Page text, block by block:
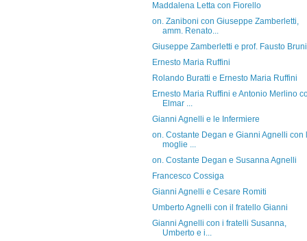
Maddalena Letta con Fiorello
on. Zaniboni con Giuseppe Zamberletti,
amm. Renato...
Giuseppe Zamberletti e prof. Fausto Bruni
Ernesto Maria Ruffini
Rolando Buratti e Ernesto Maria Ruffini
Ernesto Maria Ruffini e Antonio Merlino
Elmar ...
Gianni Agnelli e le Infermiere
on. Costante Degan e Gianni Agnelli con
moglie ...
on. Costante Degan e Susanna Agnelli
Francesco Cossiga
Gianni Agnelli e Cesare Romiti
Umberto Agnelli con il fratello Gianni
Gianni Agnelli con i fratelli Susanna,
Umberto e i...